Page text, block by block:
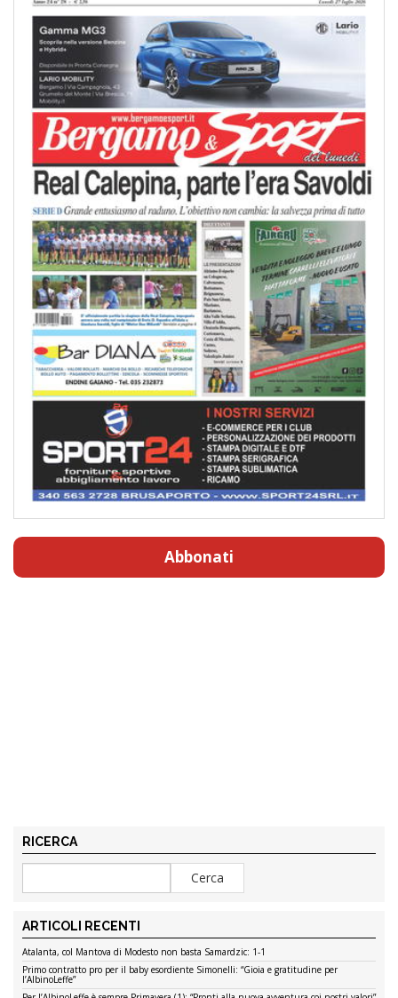
Abbonati
RICERCA
ARTICOLI RECENTI
Atalanta, col Mantova di Modesto non basta Samardzic: 1-1
Primo contratto pro per il baby esordiente Simonelli: “Gioia e gratitudine per
l’AlbinoLeffe”